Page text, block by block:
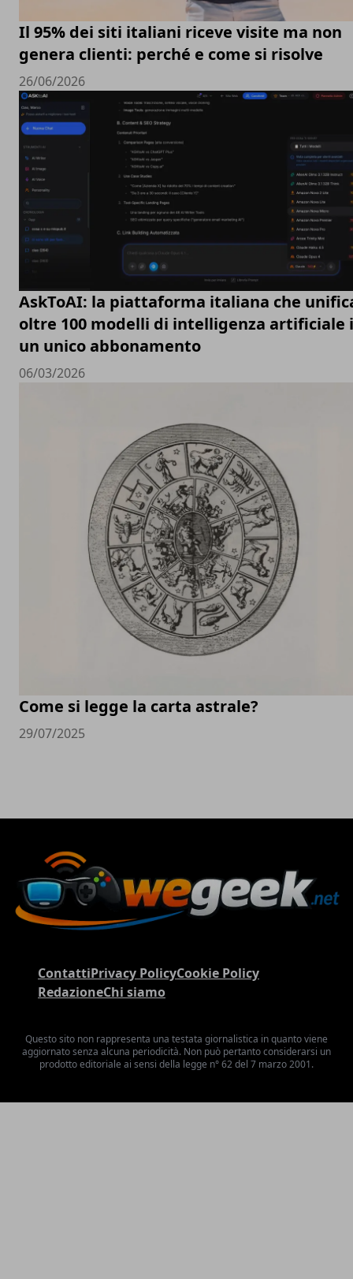
Il 95% dei siti italiani riceve visite ma non
genera clienti: perché e come si risolve
26/06/2026
AskToAI: la piattaforma italiana che
oltre 100 modelli di intelligenza artificiale
un unico abbonamento
06/03/2026
Come si legge la carta astrale?
29/07/2025
ContattiPrivacy PolicyCookie Policy
RedazioneChi siamo
Questo sito non rappresenta una testata giornalistica in quanto viene
aggiornato senza alcuna periodicità. Non può pertanto considerarsi un
prodotto editoriale ai sensi della legge n° 62 del 7 marzo 2001.